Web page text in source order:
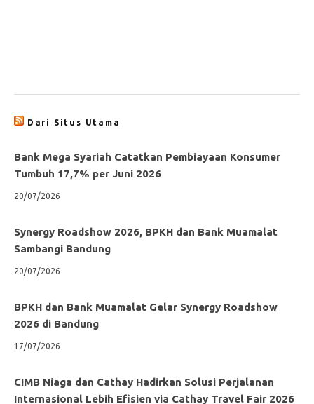
Dari Situs Utama
Bank Mega Syariah Catatkan Pembiayaan Konsumer
Tumbuh 17,7% per Juni 2026
20/07/2026
Synergy Roadshow 2026, BPKH dan Bank Muamalat
Sambangi Bandung
20/07/2026
BPKH dan Bank Muamalat Gelar Synergy Roadshow
2026 di Bandung
17/07/2026
CIMB Niaga dan Cathay Hadirkan Solusi Perjalanan
Internasional Lebih Efisien via Cathay Travel Fair 2026